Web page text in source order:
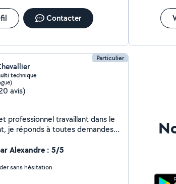
Contacter
Particulier
technique
avis)
professionnel travaillant dans le
je réponds à toutes demandes
manutention.. Au plaisir de
:)
Alexandre : 5/5
sans hésitation.